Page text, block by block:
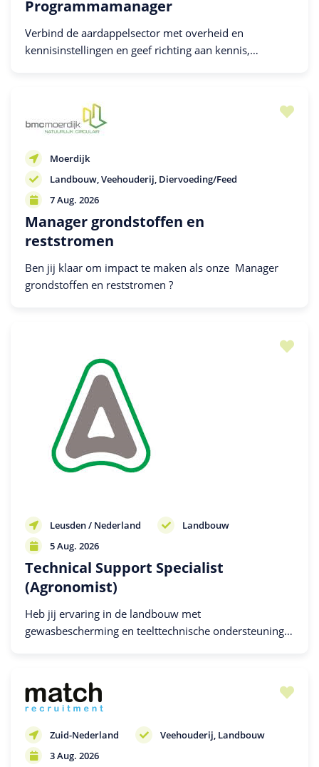
Programmamanager
Verbind de aardappelsector met overheid en
kennisinstellingen en geef richting aan kennis,
Moerdijk
Landbouw Veehouderij Diervoeding/Feed
7 Aug. 2026
Manager grondstoffen en
reststromen
Ben jij klaar om impact te maken als onze Manager
grondstoffen en reststromen ?
Leusden / Nederland
Landbouw
5 Aug. 2026
Technical Support Specialist
(Agronomist)
Heb jij ervaring in de landbouw met
gewasbescherming en teelttechnische ondersteuning
Zuid-Nederland Veehouderij Landbouw
3 Aug. 2026